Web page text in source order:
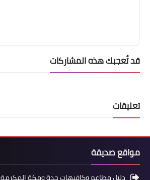
قد تُعجبك هذه المشاركات
تعليقات
مواقع صديقة
دليل مطاعم وكافيهات جدة ومكة المكرمة